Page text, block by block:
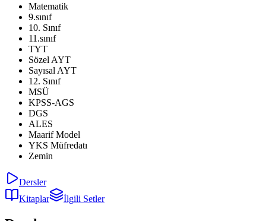
Matematik
9.sınıf
10. Sınıf
11.sınıf
TYT
Sözel AYT
Sayısal AYT
12. Sınıf
MSÜ
KPSS-AGS
DGS
ALES
Maarif Model
YKS Müfredatı
Zemin
Dersler
Kitaplar
İlgili Setler